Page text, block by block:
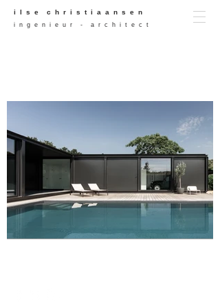
i l s e c h r i s t i a a n s e n
i n g e n i e u r - a r c h i t e c t